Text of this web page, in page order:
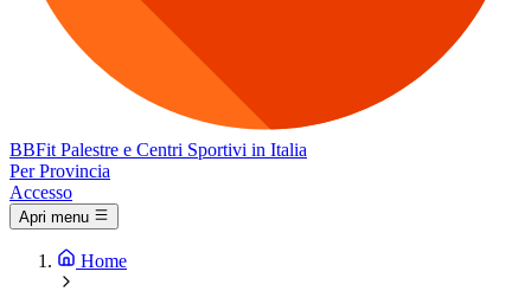
BBFit Palestre e Centri Sportivi in Italia
Per Provincia
Accesso
Apri menu
Home